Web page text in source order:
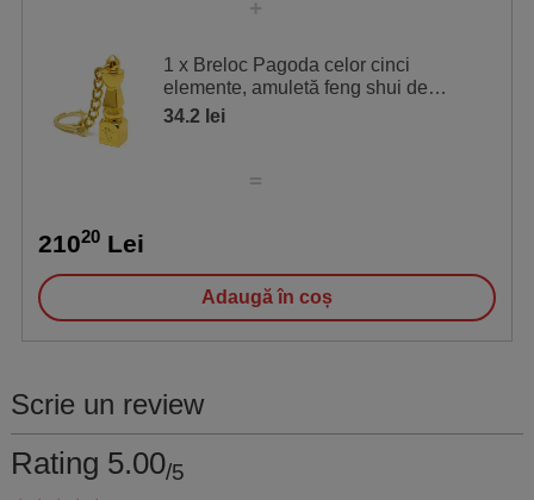
1 x Breloc Pagoda celor cinci
elemente, amuletă feng shui de
protecție de pierderi financiare și
34.2 lei
21020 Lei
Adaugă în coș
Scrie un review
Rating 5.00/5